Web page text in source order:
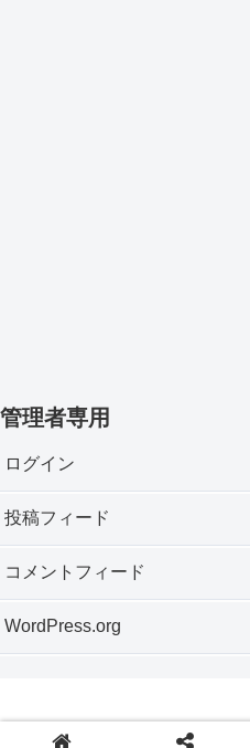
管理者専用
ログイン
投稿フィード
コメントフィード
WordPress.org